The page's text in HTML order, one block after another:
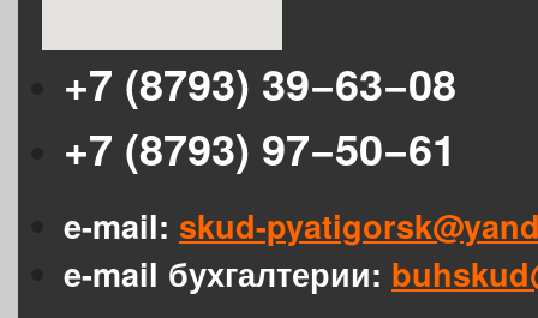
+7 (8793) 39−63−08
+7 (8793) 97−50−61
e-mail: skud-
e-mail бухгалтерии: